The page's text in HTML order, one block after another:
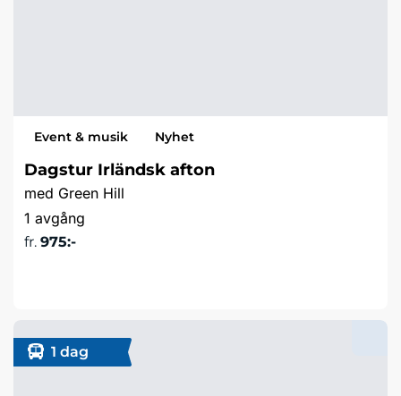
Event & musik Nyhet
Dagstur Irländsk afton
med Green Hill
1 avgång
fr. 975:-
1 dag